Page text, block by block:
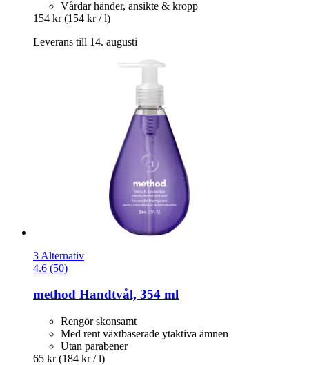
Vårdar händer, ansikte & kropp
154 kr (154 kr / l)
Leverans till 14. augusti
3 Alternativ
4.6 (50)
method Handtvål, 354 ml
Rengör skonsamt
Med rent växtbaserade ytaktiva ämnen
Utan parabener
65 kr (184 kr / l)